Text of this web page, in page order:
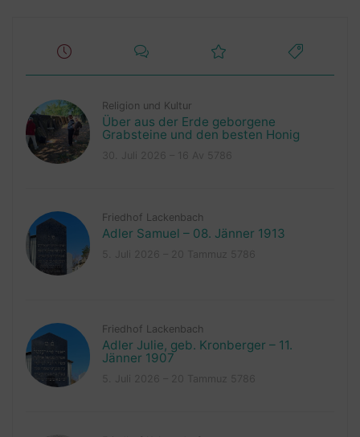
Religion und Kultur
Über aus der Erde geborgene
Grabsteine und den besten Honig
Friedhof Lackenbach
Adler Samuel – 08. Jänner 1913
Friedhof Lackenbach
Adler Julie, geb. Kronberger – 11.
Jänner 1907